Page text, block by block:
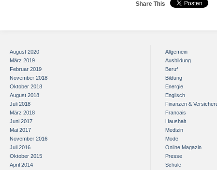
Share This
August 2020
März 2019
Februar 2019
November 2018
Oktober 2018
August 2018
Juli 2018
März 2018
Juni 2017
Mai 2017
November 2016
Juli 2016
Oktober 2015
April 2014
Allgemein
Ausbildung
Beruf
Bildung
Energie
Englisch
Finanzen &
Francais
Haushalt
Medizin
Mode
Online Magazin
Presse
Schule